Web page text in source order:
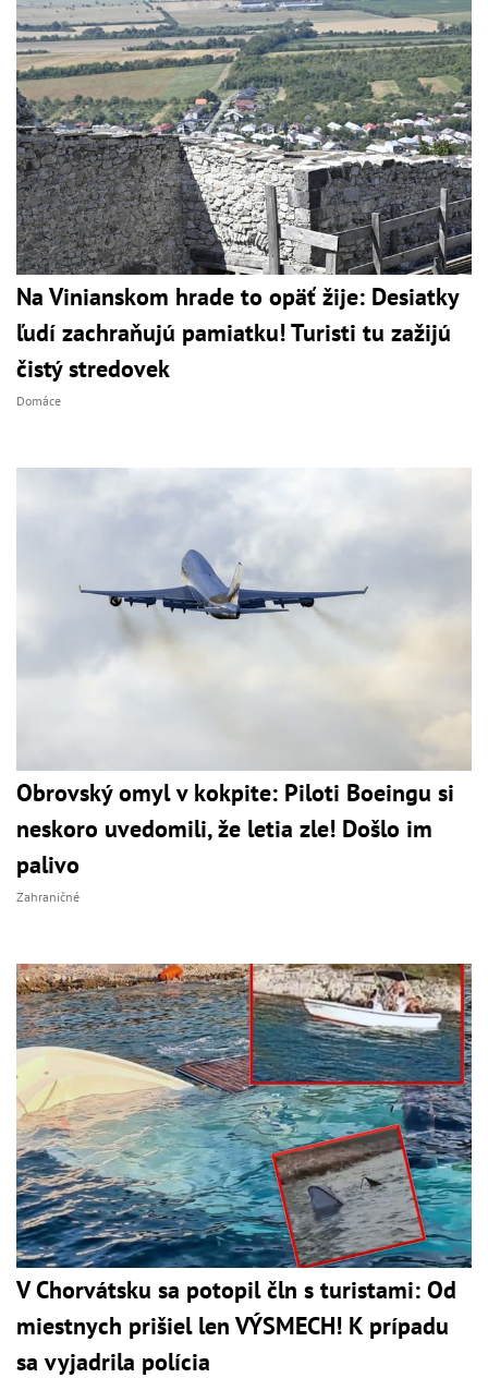
Na Vinianskom hrade to opäť žije: Desiatky
ľudí zachraňujú pamiatku! Turisti tu zažijú
čistý stredovek
Domáce
Obrovský omyl v kokpite: Piloti Boeingu si
neskoro uvedomili, že letia zle! Došlo im
palivo
Zahraničné
V Chorvátsku sa potopil čln s turistami: Od
miestnych prišiel len VÝSMECH! K prípadu
sa vyjadrila polícia